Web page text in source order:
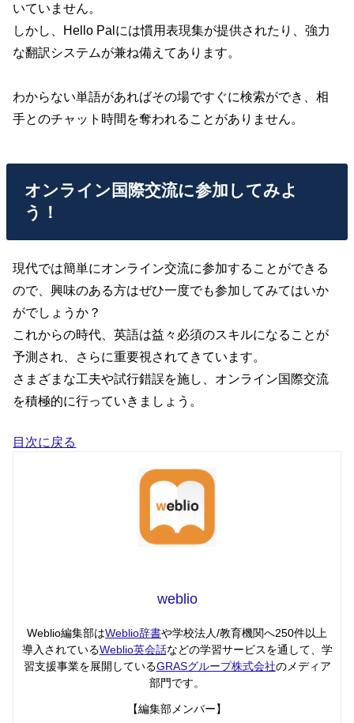
いていません。
しかし、Hello Palには慣用表現集が提供されたり、強力
な翻訳システムが兼ね備えてあります。
わからない単語があればその場ですぐに検索ができ、相
手とのチャット時間を奪われることがありません。
オンライン国際交流に参加してみよ
う！
現代では簡単にオンライン交流に参加することができる
ので、興味のある方はぜひ一度でも参加してみてはいか
がでしょうか？
これからの時代、英語は益々必須のスキルになることが
予測され、さらに重要視されてきています。
さまざまな工夫や試行錯誤を施し、オンライン国際交流
を積極的に行っていきましょう。
目次に戻る
weblio
Weblio編集部はWeblio辞書や学校法人/教育機関へ250件以上
導入されているWeblio英会話などの学習サービスを通して、学
習支援事業を展開しているGRASグループ株式会社のメディア
部門です。
【編集部メンバー】